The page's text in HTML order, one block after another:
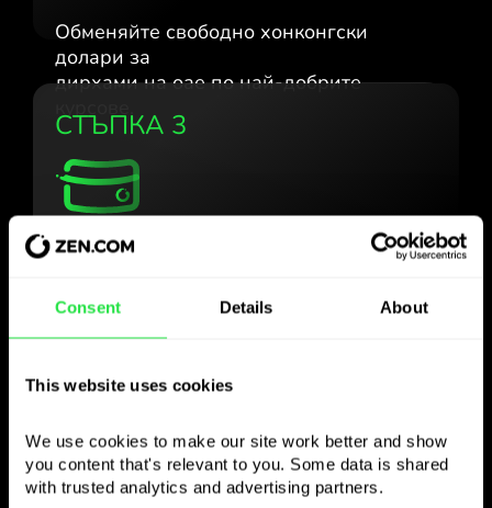
Consent Details About
This website uses cookies
We use cookies to make our site work better and show
you content that's relevant to you. Some data is shared
with trusted analytics and advertising partners.
Обменяйте свободно хонконгски
долари за
дирхами на оае по най-добрите
СТЪПКА 3
Използвайте
избраната валута
както желаете
теглете от банкомати без
комисионна, плащайте с мултивалутна
карта